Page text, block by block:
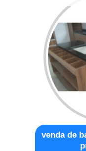
venda de